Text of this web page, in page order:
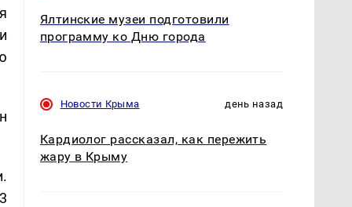
Ялтинские музеи подготовили
программу ко Дню города
Новости Крыма день назад
Кардиолог рассказал, как пережить
жару в Крыму